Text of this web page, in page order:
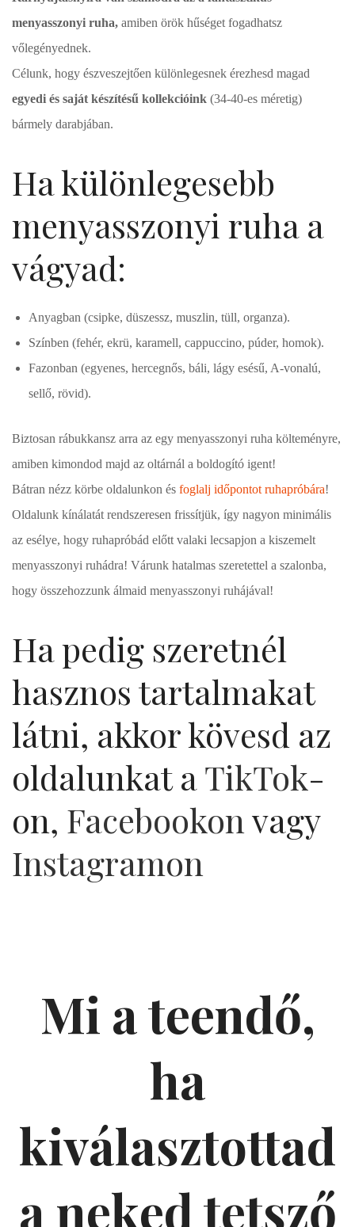
menyasszonyi ruha, amiben örök hűséget fogadhatsz
vőlegényednek.
Célunk, hogy észveszejtően különlegesnek érezhesd magad
egyedi és saját készítésű kollekcióink (34-40-es méretig)
bármely darabjában.
Ha különlegesebb
menyasszonyi ruha a
vágyad:
Anyagban (csipke, düszessz, muszlin, tüll, organza).
Színben (fehér, ekrü, karamell, cappuccino, púder, homok).
Fazonban (egyenes, hercegnős, báli, lágy esésű, A-vonalú,
sellő, rövid).
Biztosan rábukkansz arra az egy menyasszonyi ruha költeményre,
amiben kimondod majd az oltárnál a boldogító igent!
Bátran nézz körbe oldalunkon és foglalj időpontot ruhapróbára!
Oldalunk kínálatát rendszeresen frissítjük, így nagyon minimális
az esélye, hogy ruhapróbád előtt valaki lecsapjon a kiszemelt
menyasszonyi ruhádra! Várunk hatalmas szeretettel a szalonba,
hogy összehozzunk álmaid menyasszonyi ruhájával!
Ha pedig szeretnél
hasznos tartalmakat
látni, akkor kövesd az
oldalunkat aTikTok-
on, Facebookon vagy
Instagramon
Mi a teendő,
ha
kiválasztottad
a neked tetsző